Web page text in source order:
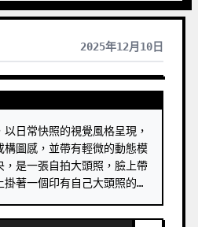
2025年12月10日
日常快照的視覺風格呈現，
構圖感，並帶有輕微的動態模
，是一張自拍大頭照，臉上帶
著一個印有自己大頭照的徽